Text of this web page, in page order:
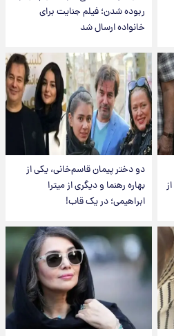
ربوده شدن؛ فیلم جنایت برای
خانواده ارسال شد
دو دختر پیمان قاسم‌خانی، یکی از
بهاره رهنما و دیگری از میترا
ابراهیمی؛ در یک قاب!